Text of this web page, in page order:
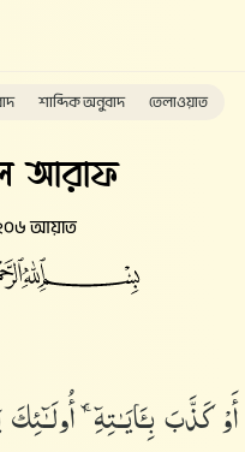
শাব্দিক অনুবাদ তেলাওয়াত
আরাফ
আয়াত
كَذَّبَ بِـَٔايَـٰتِهِۦٓ